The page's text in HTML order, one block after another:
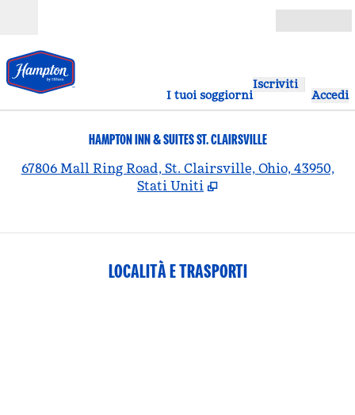
I tuoi soggiorni
Iscriviti
Accedi
HAMPTON INN & SUITES ST. CLAIRSVILLE
67806 Mall Ring Road, St. Clairsville, Ohio, 43950,
Stati Uniti
LOCALITÀ E TRASPORTI